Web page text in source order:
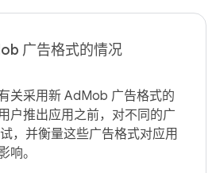
广告格式的情况
关采用新 AdMob 广告格式的
户推出应用之前，对不同的广
，并衡量这些广告格式对应用